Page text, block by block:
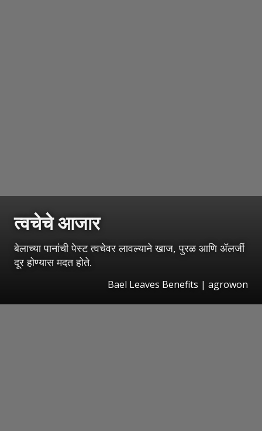
त्वचेचे आजार
बेलाच्या पानांची पेस्ट त्वचेवर लावल्याने खाज, पुरळ आणि अ‍ॅलर्जी
दूर होण्यास मदत होते.
Bael Leaves Benefits | agrowon